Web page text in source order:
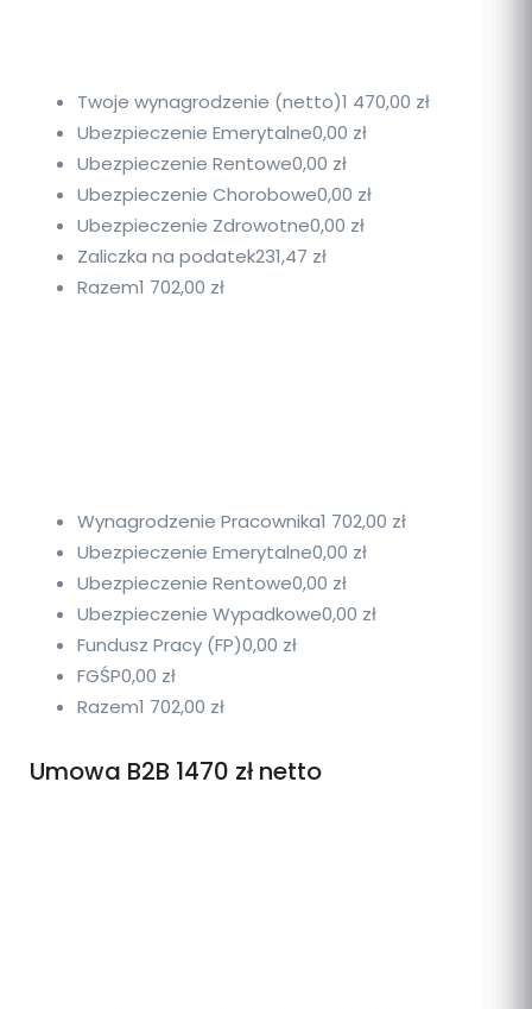
Twoje wynagrodzenie (netto)1 470,00 zł
Ubezpieczenie Emerytalne0,00 zł
Ubezpieczenie Rentowe0,00 zł
Ubezpieczenie Chorobowe0,00 zł
Ubezpieczenie Zdrowotne0,00 zł
Zaliczka na podatek231,47 zł
Razem1 702,00 zł
Wynagrodzenie Pracownika1 702,00 zł
Ubezpieczenie Emerytalne0,00 zł
Ubezpieczenie Rentowe0,00 zł
Ubezpieczenie Wypadkowe0,00 zł
Fundusz Pracy (FP)0,00 zł
FGŚP0,00 zł
Razem1 702,00 zł
Umowa B2B 1470 zł netto